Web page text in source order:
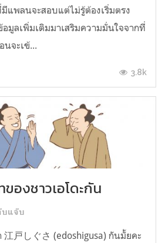
แพลนจะสอบแต่ไม่รู้ต้องเริ่มตรง
มูลเพิ่มเติมมาเสริมความมั่นใจจากที่
นจะเข้...
3.8k
องชาวเอโดะกัน
บแจ๊บ
戸しぐさ (edoshigusa) กันมั้ยคะ